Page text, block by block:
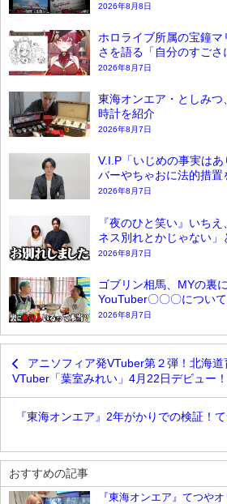
2026年8月8日
ホロライブ所属の宝鐘
さを語る「自分のすごさ
2026年8月7日
東海オンエア・としみ
時計を紹介
2026年8月7日
V.I.P「いじめの事実は
バーやちゃおに法的措置
2026年8月7日
『夜のひと笑い』いち
ネス別れとかじゃない」
2026年8月7日
ゴブリン相馬、MYの裏
YouTuber〇〇〇につい
2026年8月7日
アニソフィア発VTuber第２弾！北海
VTuber「葉室みれい」4月22日デビュー！
『東海オンエア』2年がかりでの検証！
おすすめの記事
『東海オンエア』てつや